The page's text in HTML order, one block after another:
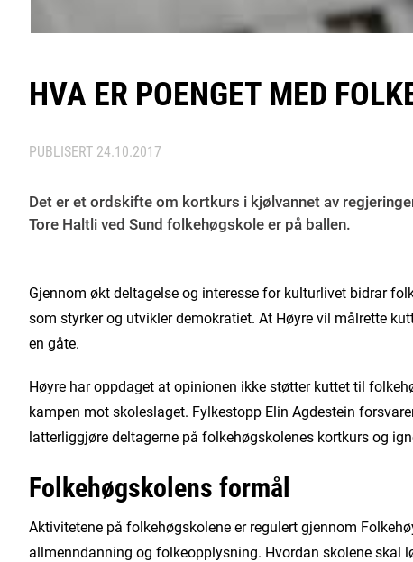
HVA ER POENGET MED
PUBLISERT 24.10.2017
Det er et ordskifte om kortkurs i kjølvannet av
Tore Haltli ved Sund folkehøgskole er på ballen.
Gjennom økt deltagelse og interesse for kulturlivet bidrar
som styrker og utvikler demokratiet. At Høyre vil målrette
en gåte.
Høyre har oppdaget at opinionen ikke støtter kuttet til
kampen mot skoleslaget. Fylkestopp Elin Agdestein
latterliggjøre deltagerne på folkehøgskolenes kortkurs og
Folkehøgskolens formål
Aktivitetene på folkehøgskolene er regulert gjennom
allmenndanning og folkeopplysning. Hvordan skolene skal